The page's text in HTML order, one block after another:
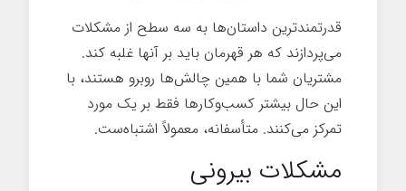
قدرتمندترین داستان‌ها به سه سطح از مشکلات
می‌پردازند که هر قهرمان باید بر آنها غلبه کند.
مشتریان شما با همین چالش‌ها روبرو هستند، با
این حال بیشتر کسب‌وکارها فقط بر یک مورد
تمرکز می‌کنند. متأسفانه، معمولاً اشتباه‌ست.
مشکلات بیرونی